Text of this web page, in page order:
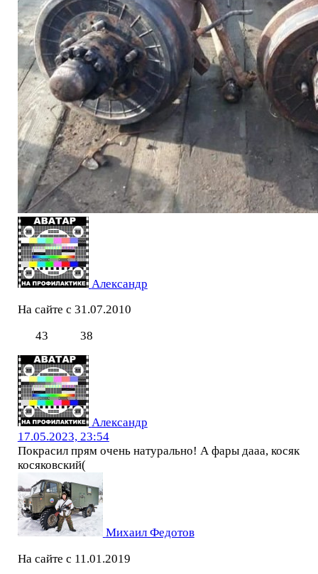
Александр
На сайте с 31.07.2010
43
38
Александр
17.05.2023, 23:54
Покрасил прям очень натурально! А фары дааа, косяк
косяковский(
Михаил Федотов
На сайте с 11.01.2019